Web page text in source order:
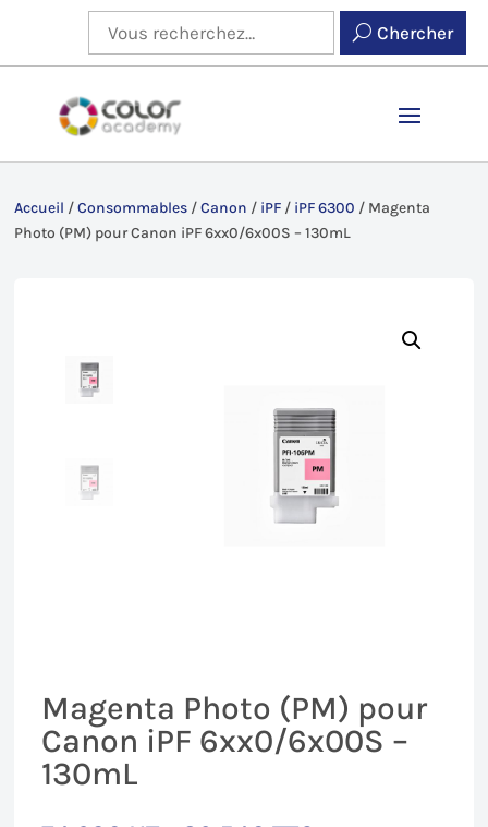
Chercher
Accueil /Consommables /Canon / iPF / iPF 6300 / Magenta
Photo (PM) pour Canon iPF 6xx0/6x00S – 130mL
Magenta Photo (PM) pour
Canon iPF 6xx0/6x00S –
130mL